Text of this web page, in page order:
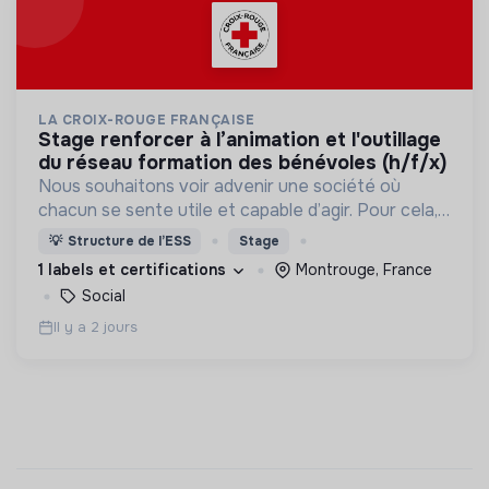
LA CROIX-ROUGE FRANÇAISE
stage renforcer à l’animation et l'outillage
du réseau formation des bénévoles (h/f/x)
Nous souhaitons voir advenir une société où
chacun se sente utile et capable d’agir. Pour cela,
nous proposons des moyens et des lieux
d’engagement innovants et adaptés à tous.
💡 Structure de l’ESS Stage
1 labels et certifications
Montrouge, France
Social
Il y a 2 jours